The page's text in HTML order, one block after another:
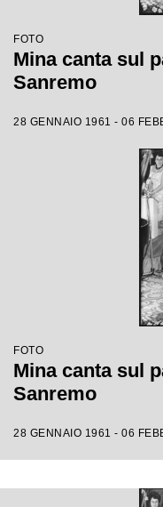
FOTO
Mina canta sul
Sanremo
28 GENNAIO 1961 - 06
FOTO
Mina canta sul
Sanremo
28 GENNAIO 1961 - 06